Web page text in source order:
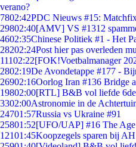
verano?
7802:42PDC Nieuws #15:
29802:40[AMV] VS #1312
4602:35Chinese Politiek #1 - Het
28202:24Post hier pas overleden
11102:22[FOK!Voetbalmanager
2802:19De Avondetappe #177 -
26902:16Oorlog Iran #136 Bridge
19802:00[RTL] B&B vol liefde 6de
3302:00Astronomie in de
24701:57Russia vs Ukraine #91
25801:52[UFO/UAP] #16 The
12101:45Koopzegels sparen bij